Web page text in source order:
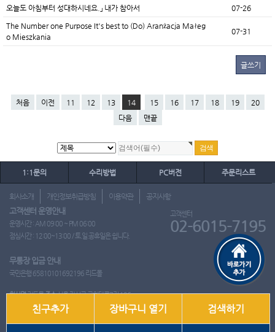
오늘도 아침부터 성대하시네요.」 내가 참아서 07-26
The Number one Purpose It's best to (Do) Aranżacja Małeg
o Mieszkania
07-31
글쓰기
처음 이전 11 12 13 14 15 16 17 18 19
20
다음
맨끝
1:1문의 수리방법 PC버전 주문리스트
회사소개 개인정보취급방침 이용약관 공지사항
고객센터 운영안내
운영시간 : AM 09:00 ~ PM 06:00
점심시간 : 12:00~13:00 / 토.일.공휴일은 쉽니다.
고객센터
02-6015-7195
무통장 입금 안내
국민은행 65810101692196 리드몰
회사명리드몰주소서울 강서구 국회대로7길 126
사업자 등록번호412-10-97537 이영은전화02-6015-7195
친구추가 장바구니 열기 검색하기